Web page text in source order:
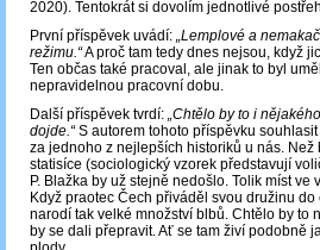
2020). Tentokrát si dovolím jednotlivé
První příspěvek uvádí: „Lemplové a
režimu.“A proč tam tedy dnes nejsou, když
Ten občas také pracoval, ale jinak to byl
nepravidelnou pracovní dobu.
Další příspěvek tvrdí: „Chtělo by to i
dojde.“S autorem tohoto příspěvku
za jednoho z nejlepších historiků u nás.
statisíce (sociologický vzorek představují
P. Blažka by už stejně nedošlo. Tolik míst
Když praotec Čech přiváděl svou družinu
narodí tak velké množství blbů. Chtělo by to
by se dali přepravit. Ať se tam živí podobně